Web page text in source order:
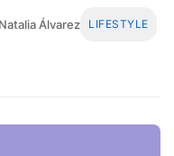
Álvarez LIFESTYLE